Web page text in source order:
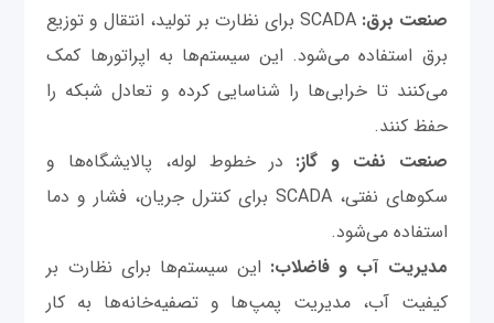
صنعت برق:
SCADA برای نظارت بر تولید، انتقال و توزیع
برق استفاده می‌شود. این سیستم‌ها به اپراتورها کمک
می‌کنند تا خرابی‌ها را شناسایی کرده و تعادل شبکه را
حفظ کنند.
صنعت نفت و گاز: در خطوط لوله، پالایشگاه‌ها و
سکوهای نفتی، SCADA برای کنترل جریان، فشار و دما
استفاده می‌شود.
مدیریت آب و فاضلاب: این سیستم‌ها برای نظارت بر
کیفیت آب، مدیریت پمپ‌ها و تصفیه‌خانه‌ها به کار